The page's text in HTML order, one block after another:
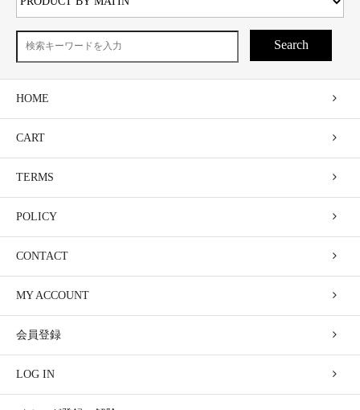
Search
HOME
CART
TERMS
POLICY
CONTACT
MY ACCOUNT
会員登録
LOG IN